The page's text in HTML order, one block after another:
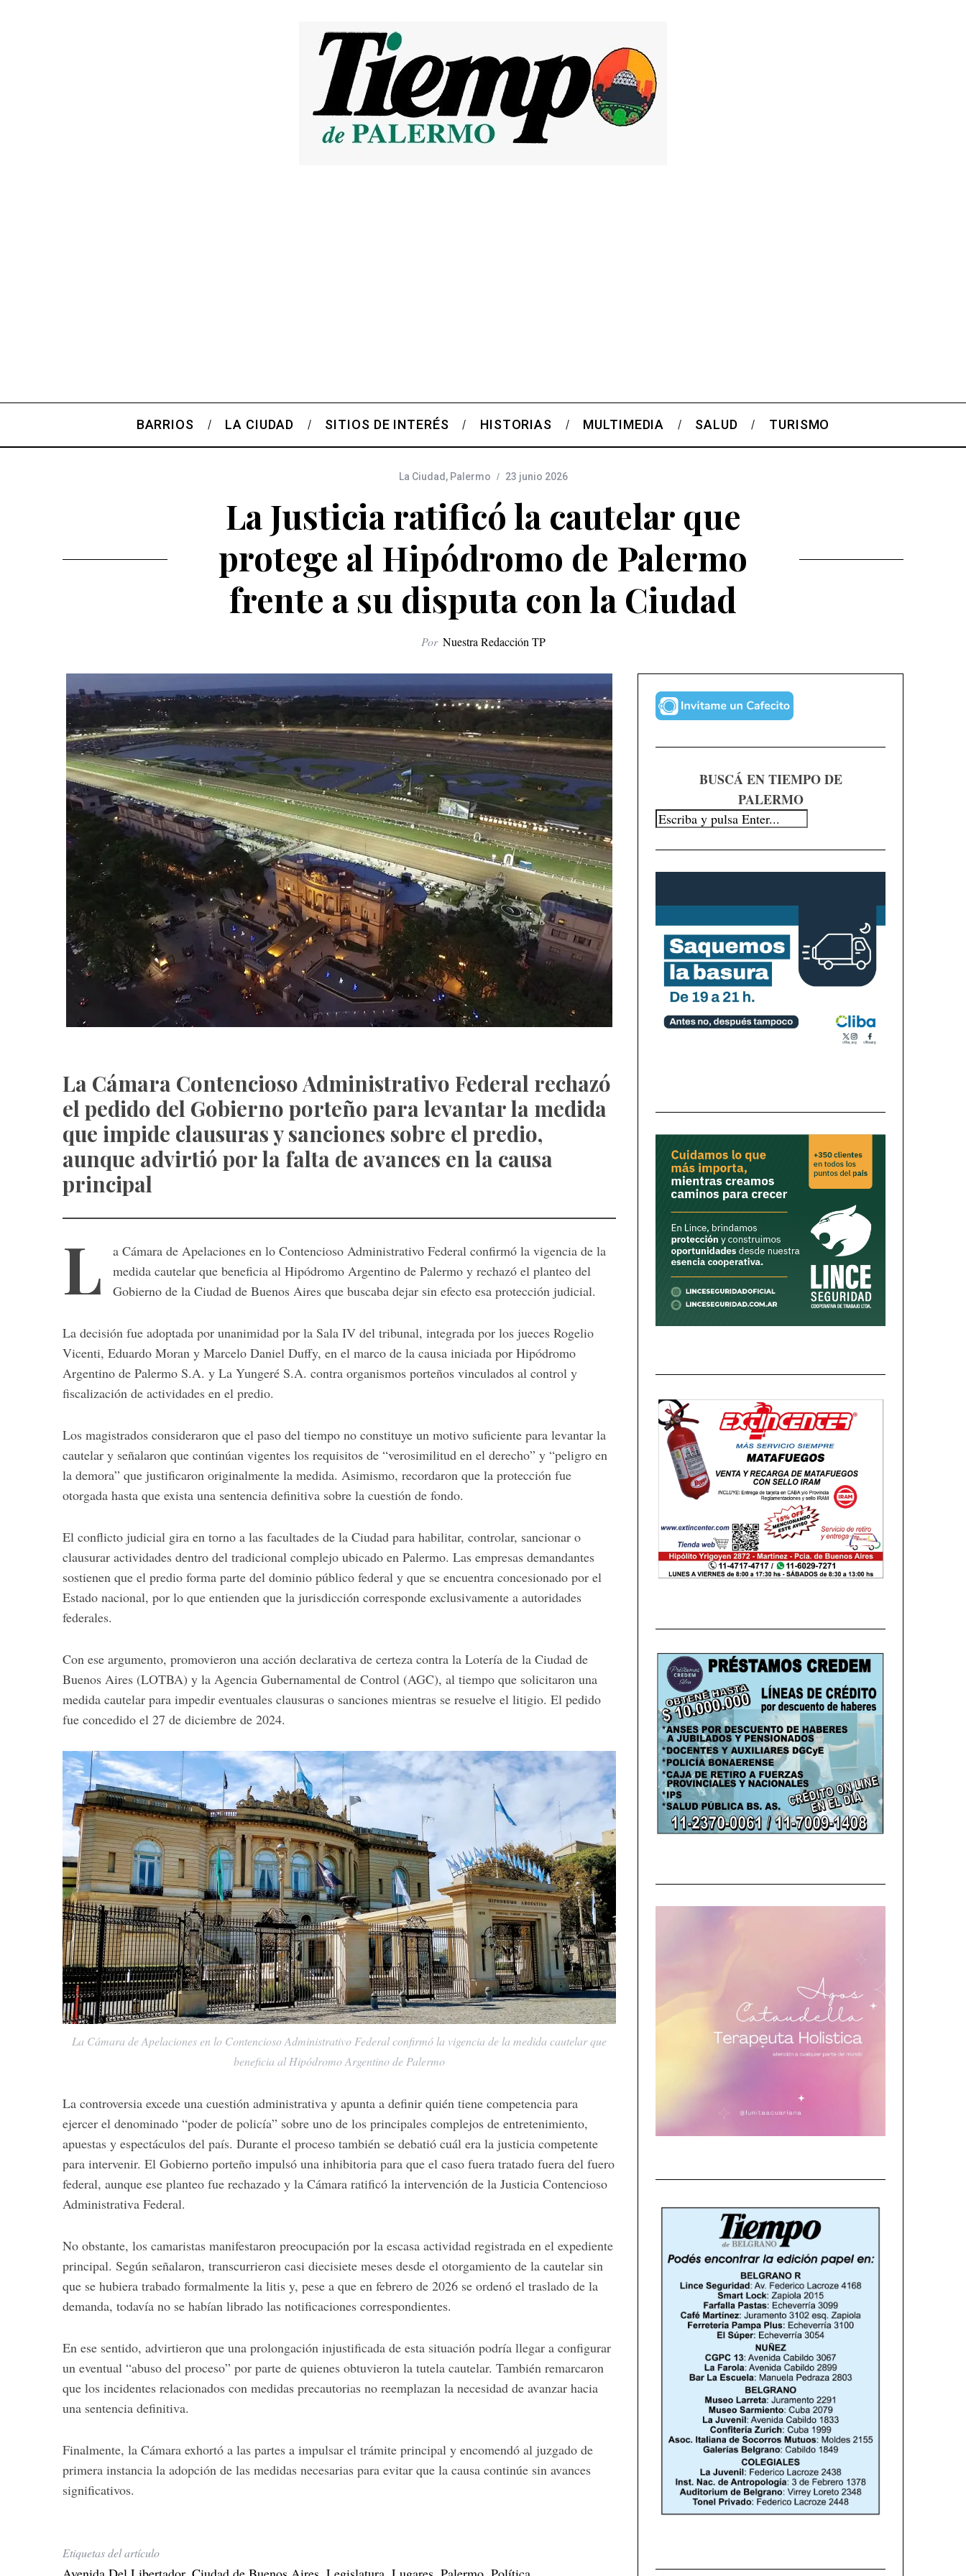
BARRIOS LA CIUDAD SITIOS DE INTERÉS HISTORIAS MULTIMEDIA SALUD TURISMO
La Ciudad , Palermo 23 junio 2026
La Justicia ratificó la cautelar que
protege al Hipódromo de Palermo
frente a su disputa con la Ciudad
Por Nuestra Redacción TP
La Cámara Contencioso Administrativo Federal rechazó
el pedido del Gobierno porteño para levantar la medida
que impide clausuras y sanciones sobre el predio,
aunque advirtió por la falta de avances en la causa
principal
L
a Cámara de Apelaciones en lo Contencioso Administrativo Federal confirmó la vigencia de la
medida cautelar que beneficia al Hipódromo Argentino de Palermo y rechazó el planteo del
Gobierno de la Ciudad de Buenos Aires que buscaba dejar sin efecto esa protección judicial.
La decisión fue adoptada por unanimidad por la Sala IV del tribunal, integrada por los jueces Rogelio
Vicenti, Eduardo Moran y Marcelo Daniel Duffy, en el marco de la causa iniciada por Hipódromo
Argentino de Palermo S.A. y La Yungeré S.A. contra organismos porteños vinculados al control y
fiscalización de actividades en el predio.
Los magistrados consideraron que el paso del tiempo no constituye un motivo suficiente para levantar la
cautelar y señalaron que continúan vigentes los requisitos de “verosimilitud en el derecho” y “peligro en
la demora” que justificaron originalmente la medida. Asimismo, recordaron que la protección fue
otorgada hasta que exista una sentencia definitiva sobre la cuestión de fondo.
El conflicto judicial gira en torno a las facultades de la Ciudad para habilitar, controlar, sancionar o
clausurar actividades dentro del tradicional complejo ubicado en Palermo. Las empresas demandantes
sostienen que el predio forma parte del dominio público federal y que se encuentra concesionado por el
Estado nacional, por lo que entienden que la jurisdicción corresponde exclusivamente a autoridades
federales.
Con ese argumento, promovieron una acción declarativa de certeza contra la Lotería de la Ciudad de
Buenos Aires (LOTBA) y la Agencia Gubernamental de Control (AGC), al tiempo que solicitaron una
medida cautelar para impedir eventuales clausuras o sanciones mientras se resuelve el litigio. El pedido
fue concedido el 27 de diciembre de 2024.
La Cámara de Apelaciones en lo Contencioso Administrativo Federal confirmó la vigencia de la medida cautelar que
beneficia al Hipódromo Argentino de Palermo
La controversia excede una cuestión administrativa y apunta a definir quién tiene competencia para
ejercer el denominado “poder de policía” sobre uno de los principales complejos de entretenimiento,
apuestas y espectáculos del país. Durante el proceso también se debatió cuál era la justicia competente
para intervenir. El Gobierno porteño impulsó una inhibitoria para que el caso fuera tratado fuera del fuero
federal, aunque ese planteo fue rechazado y la Cámara ratificó la intervención de la Justicia Contencioso
Administrativa Federal.
No obstante, los camaristas manifestaron preocupación por la escasa actividad registrada en el expediente
principal. Según señalaron, transcurrieron casi diecisiete meses desde el otorgamiento de la cautelar sin
que se hubiera trabado formalmente la litis y, pese a que en febrero de 2026 se ordenó el traslado de la
demanda, todavía no se habían librado las notificaciones correspondientes.
En ese sentido, advirtieron que una prolongación injustificada de esta situación podría llegar a configurar
un eventual “abuso del proceso” por parte de quienes obtuvieron la tutela cautelar. También remarcaron
que los incidentes relacionados con medidas precautorias no reemplazan la necesidad de avanzar hacia
una sentencia definitiva.
Finalmente, la Cámara exhortó a las partes a impulsar el trámite principal y encomendó al juzgado de
primera instancia la adopción de las medidas necesarias para evitar que la causa continúe sin avances
significativos.
Etiquetas del artículo
BUSCÁ EN TIEMPO DE
PALERMO
S
e
a
h
f
o
: